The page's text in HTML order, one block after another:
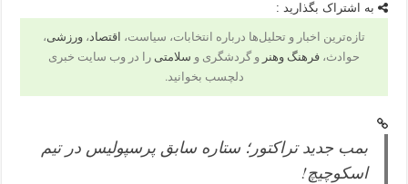
به اشتراک بگذارید :
تازه‌ترین اخبار و تحلیل‌ها درباره انتخابات، سیاست،اقتصاد،ورزشی،
حوادث،فرهنگ وهنرو گردشگری وسلامتیرا در وب سایت خبری
دلچسب بخوانید.
بمب جدید تراکتور؛ ستاره سابق پرسپولیس در تیم
اسکوچیچ!